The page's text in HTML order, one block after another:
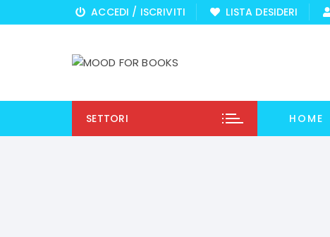
al
ACCEDI / ISCRIVITI LISTA DESIDERI
SETTORI HOME